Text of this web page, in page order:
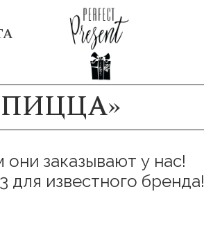
заказывают у нас!
для известного бренда!